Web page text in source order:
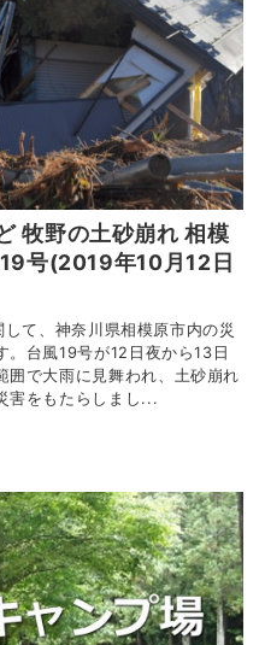
牧野の土砂崩れ 相模
号(2019年10月12日
て、神奈川県相模原市内の災
。台風19号が12日夜から13日
囲で大雨に見舞われ、土砂崩れ
害をもたらしまし...